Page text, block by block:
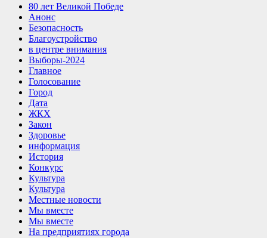
80 лет Великой Победе
Анонс
Безопасность
Благоустройство
в центре внимания
Выборы-2024
Главное
Голосование
Город
Дата
ЖКХ
Закон
Здоровье
информация
История
Конкурс
Культура
Культура
Местные новости
Мы вместе
Мы вместе
На предприятиях города